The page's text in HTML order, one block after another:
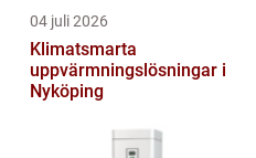
04 juli 2026
Klimatsmarta
uppvärmningslösningar i
Nyköping